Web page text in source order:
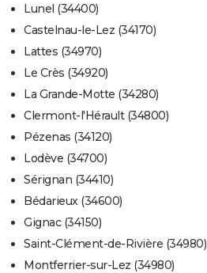
Lunel (34400)
Castelnau-le-Lez (34170)
Lattes (34970)
Le Crès (34920)
La Grande-Motte (34280)
Clermont-l'Hérault (34800)
Pézenas (34120)
Lodève (34700)
Sérignan (34410)
Bédarieux (34600)
Gignac (34150)
Saint-Clément-de-Rivière (34980)
Montferrier-sur-Lez (34980)